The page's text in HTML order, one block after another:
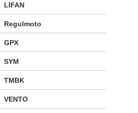
LIFAN
Regulmoto
GPX
SYM
TMBK
VENTO